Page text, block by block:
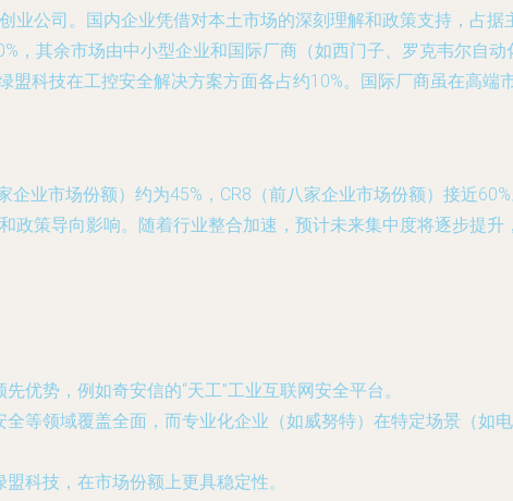
公司。国内企业凭借对本土市场的深刻理解和政策支持，占据
，其余市场由中小型企业和国际厂商（如西门子、罗克韦尔自
科技在工控安全解决方案方面各占约10%。国际厂商虽在高端
业市场份额）约为45%，CR8（前八家企业市场份额）接近
策导向影响。随着行业整合加速，预计未来集中度将逐步提升
优势，例如奇安信的“天工”工业互联网安全平台。
等领域覆盖全面，而专业化企业（如威努特）在特定场景（如
科技，在市场份额上更具稳定性。